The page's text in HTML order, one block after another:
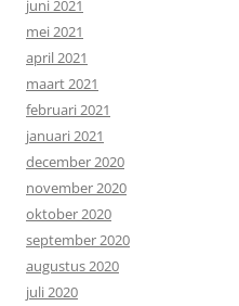
juni 2021
mei 2021
april 2021
maart 2021
februari 2021
januari 2021
december 2020
november 2020
oktober 2020
september 2020
augustus 2020
juli 2020